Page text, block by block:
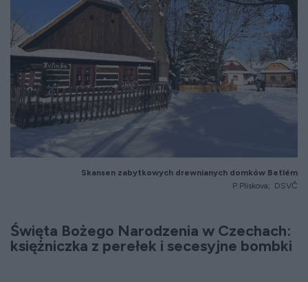
Skansen zabytkowych drewnianych domków Betlém
P.Pliskova; DSVČ
Święta Bożego Narodzenia w Czechach:
księżniczka z perełek i secesyjne bombki